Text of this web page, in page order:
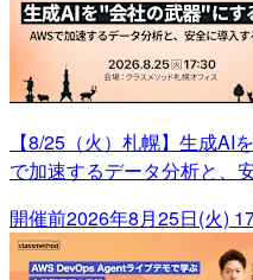
【8/25（火）札幌】生成AI
で加速するデータ分析と、
開催前2026年8月25日(火)